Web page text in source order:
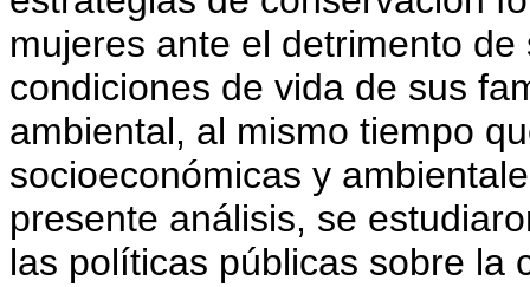
mujeres ante el detrimento
condiciones de vida de sus
ambiental, al mismo tiempo
socioeconómicas y
presente análisis, se
las políticas públicas sobre la